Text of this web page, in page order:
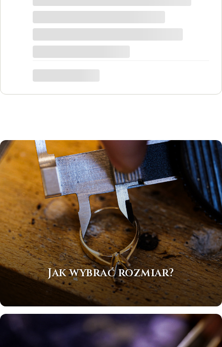
jest piękna! Ceny bardzo korzystne, na
tego grawer w pierścionku udało się
zrobić w bardzo krótkim czasie. Dziękuję,
był to dla mnie bardzo ważny moment,
trafiłam w idealne miejsce.
Katarzyna Łącka
Jak wybrać rozmiar?